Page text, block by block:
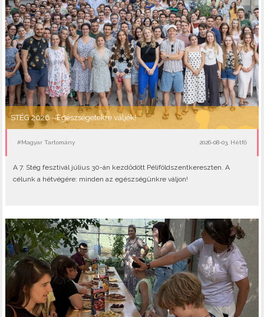
STÉG 2026 - Egészségetekre váljék!
#Magyar Tartomány 2026-08-03, Hétfő
A 7. Stég fesztivál július 30-án kezdődött Péliföldszentkereszten. A
célunk a hétvégére: minden az egészségünkre váljon!